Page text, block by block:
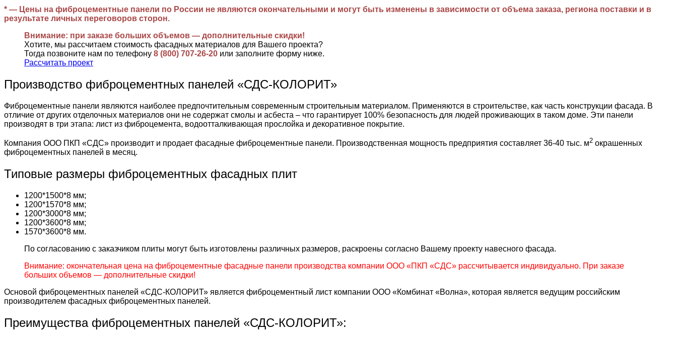
* — Цены на фиброцементные панели по России не являются окончательными и могут быть изменены в зависимости от объема заказа, региона поставки и в
результате личных переговоров сторон.
Внимание: при заказе больших объемов — дополнительные скидки!
Хотите, мы рассчитаем стоимость фасадных материалов для Вашего проекта?
Тогда позвоните нам по телефону 8 (800) 707-26-20 или заполните форму ниже.
Рассчитать проект
Производство фиброцементных панелей «СДС-КОЛОРИТ»
Фиброцементные панели являются наиболее предпочтительным современным строительным материалом. Применяются в строительстве, как часть конструкции фасада. В
отличие от других отделочных материалов они не содержат смолы и асбеста – что гарантирует 100% безопасность для людей проживающих в таком доме. Эти панели
производят в три этапа: лист из фиброцемента, водоотталкивающая прослойка и декоративное покрытие.
Компания ООО ПКП «СДС» производит и продает фасадные фиброцементные панели. Производственная мощность предприятия составляет 36-40 тыс. м2 окрашенных
фиброцементных панелей в месяц.
Типовые размеры фиброцементных фасадных плит
1200*1500*8 мм;
1200*1570*8 мм;
1200*3000*8 мм;
1200*3600*8 мм;
1570*3600*8 мм.
По согласованию с заказчиком плиты могут быть изготовлены различных размеров, раскроены согласно Вашему проекту навесного фасада.
Внимание: окончательная цена на фиброцементные фасадные панели производства компании ООО «ПКП «СДС» рассчитывается индивидуально. При заказе
больших объемов — дополнительные скидки!
Основой фиброцементных панелей «СДС-КОЛОРИТ» является фиброцементный лист компании ООО «Комбинат «Волна», которая является ведущим российским
производителем фасадных фиброцементных панелей.
Преимущества фиброцементных панелей «СДС-КОЛОРИТ»: